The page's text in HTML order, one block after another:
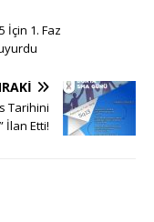
İçin 1. Faz
Tarihini
İlan Etti!